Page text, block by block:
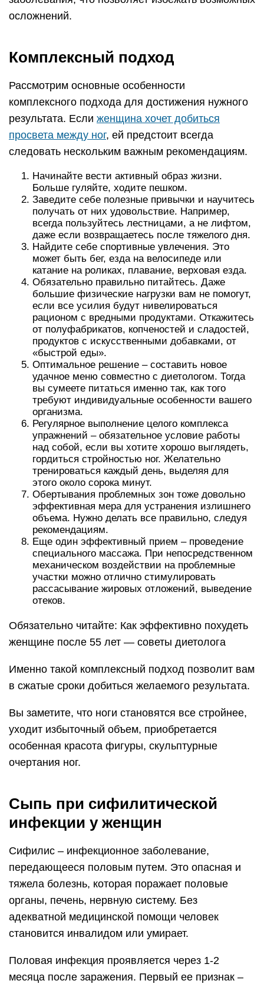
осложнений.
Комплексный подход
Рассмотрим основные особенности
комплексного подхода для достижения нужного
результата. Если женщина хочет добиться
просвета между ног, ей предстоит всегда
следовать нескольким важным рекомендациям.
Начинайте вести активный образ жизни.
Больше гуляйте, ходите пешком.
Заведите себе полезные привычки и научитесь
получать от них удовольствие. Например,
всегда пользуйтесь лестницами, а не лифтом,
даже если возвращаетесь после тяжелого дня.
Найдите себе спортивные увлечения. Это
может быть бег, езда на велосипеде или
катание на роликах, плавание, верховая езда.
Обязательно правильно питайтесь. Даже
большие физические нагрузки вам не помогут,
если все усилия будут нивелироваться
рационом с вредными продуктами. Откажитесь
от полуфабрикатов, копченостей и сладостей,
продуктов с искусственными добавками, от
«быстрой еды».
Оптимальное решение – составить новое
удачное меню совместно с диетологом. Тогда
вы сумеете питаться именно так, как того
требуют индивидуальные особенности вашего
организма.
Регулярное выполнение целого комплекса
упражнений – обязательное условие работы
над собой, если вы хотите хорошо выглядеть,
гордиться стройностью ног. Желательно
тренироваться каждый день, выделяя для
этого около сорока минут.
Обертывания проблемных зон тоже довольно
эффективная мера для устранения излишнего
объема. Нужно делать все правильно, следуя
рекомендациям.
Еще один эффективный прием – проведение
специального массажа. При непосредственном
механическом воздействии на проблемные
участки можно отлично стимулировать
рассасывание жировых отложений, выведение
отеков.
Обязательно читайте: Как эффективно похудеть
женщине после 55 лет — советы диетолога
Именно такой комплексный подход позволит вам
в сжатые сроки добиться желаемого результата.
Вы заметите, что ноги становятся все стройнее,
уходит избыточный объем, приобретается
особенная красота фигуры, скульптурные
очертания ног.
Сыпь при сифилитической
инфекции у женщин
Сифилис – инфекционное заболевание,
передающееся половым путем. Это опасная и
тяжела болезнь, которая поражает половые
органы, печень, нервную систему. Без
адекватной медицинской помощи человек
становится инвалидом или умирает.
Половая инфекция проявляется через 1-2
месяца после заражения. Первый ее признак –